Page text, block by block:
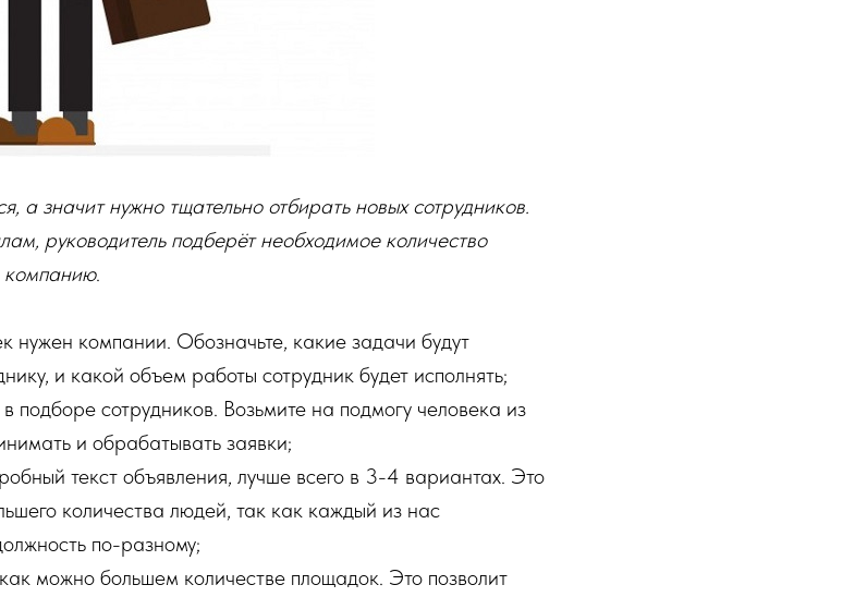
а значит нужно тщательно отбирать новых сотрудников.
руководитель подберёт необходимое количество
компанию.
нужен компании. Обозначьте, какие задачи будут
и какой объем работы сотрудник будет исполнять;
сотрудников. Возьмите на подмогу человека из
и обрабатывать заявки;
текст объявления, лучше всего в 3-4 вариантах. Это
количества людей, так как каждый из нас
по-разному;
можно большем количестве площадок. Это позволит